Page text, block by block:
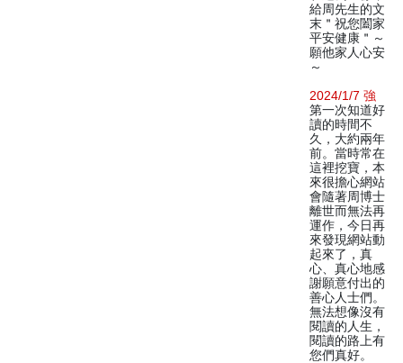
給周先生的文
末＂祝您闔家
平安健康＂～
願他家人心安
～
2024/1/7 強
第一次知道好
讀的時間不
久，大約兩年
前。當時常在
這裡挖寶，本
來很擔心網站
會隨著周博士
離世而無法再
運作，今日再
來發現網站動
起來了，真
心、真心地感
謝願意付出的
善心人士們。
無法想像沒有
閱讀的人生，
閱讀的路上有
您們真好。